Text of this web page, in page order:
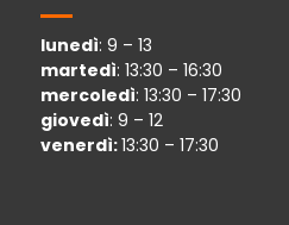
lunedì: 9 – 13
martedì: 13:30 – 16:30
mercoledì: 13:30 – 17:30
giovedì: 9 – 12
venerdì:13:30 – 17:30